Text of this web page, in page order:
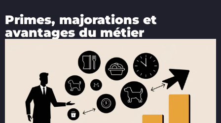
Primes, majorations et
avantages du métier